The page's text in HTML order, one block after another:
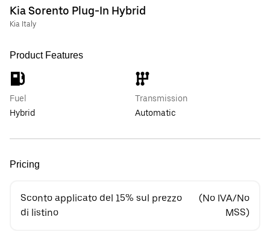
Kia Sorento Plug-In Hybrid
Kia Italy
Product Features
Fuel
Hybrid
Transmission
Automatic
Pricing
Sconto applicato del 15% sul prezzo
di listino
(No IVA/No
MSS)